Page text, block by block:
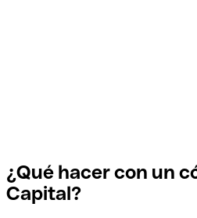
¿Qué hacer con un
Capital?